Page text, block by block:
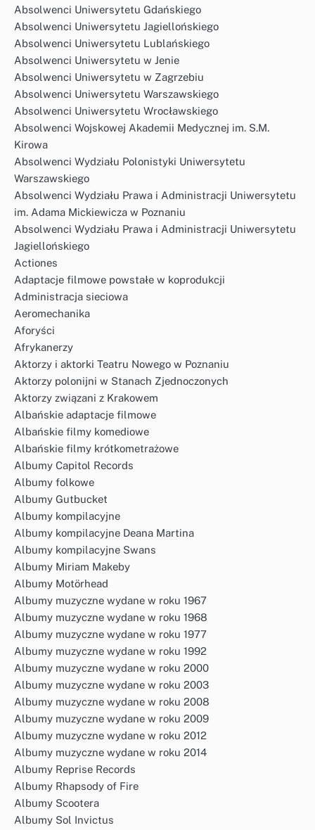
Absolwenci Uniwersytetu Gdańskiego
Absolwenci Uniwersytetu Jagiellońskiego
Absolwenci Uniwersytetu Lublańskiego
Absolwenci Uniwersytetu w Jenie
Absolwenci Uniwersytetu w Zagrzebiu
Absolwenci Uniwersytetu Warszawskiego
Absolwenci Uniwersytetu Wrocławskiego
Absolwenci Wojskowej Akademii Medycznej im. S.M.
Kirowa
Absolwenci Wydziału Polonistyki Uniwersytetu
Warszawskiego
Absolwenci Wydziału Prawa i Administracji Uniwersytetu
im. Adama Mickiewicza w Poznaniu
Absolwenci Wydziału Prawa i Administracji Uniwersytetu
Jagiellońskiego
Actiones
Adaptacje filmowe powstałe w koprodukcji
Administracja sieciowa
Aeromechanika
Aforyści
Afrykanerzy
Aktorzy i aktorki Teatru Nowego w Poznaniu
Aktorzy polonijni w Stanach Zjednoczonych
Aktorzy związani z Krakowem
Albańskie adaptacje filmowe
Albańskie filmy komediowe
Albańskie filmy krótkometrażowe
Albumy Capitol Records
Albumy folkowe
Albumy Gutbucket
Albumy kompilacyjne
Albumy kompilacyjne Deana Martina
Albumy kompilacyjne Swans
Albumy Miriam Makeby
Albumy Motörhead
Albumy muzyczne wydane w roku 1967
Albumy muzyczne wydane w roku 1968
Albumy muzyczne wydane w roku 1977
Albumy muzyczne wydane w roku 1992
Albumy muzyczne wydane w roku 2000
Albumy muzyczne wydane w roku 2003
Albumy muzyczne wydane w roku 2008
Albumy muzyczne wydane w roku 2009
Albumy muzyczne wydane w roku 2012
Albumy muzyczne wydane w roku 2014
Albumy Reprise Records
Albumy Rhapsody of Fire
Albumy Scootera
Albumy Sol Invictus